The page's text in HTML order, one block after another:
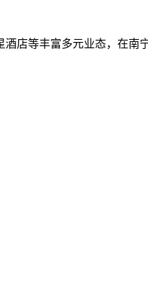
店等丰富多元业态，在南